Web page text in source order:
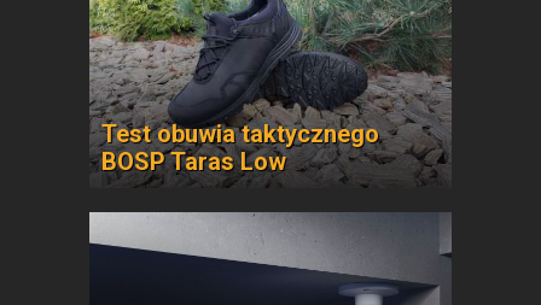
Test obuwia taktycznego
BOSP Taras Low